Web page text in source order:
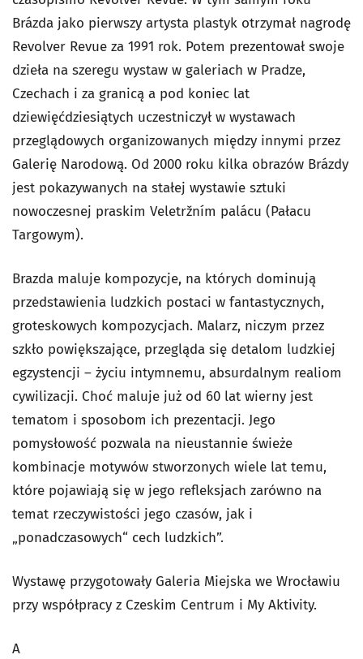
Brázda jako pierwszy artysta plastyk otrzymał nagrodę
Revolver Revue za 1991 rok. Potem prezentował swoje
dzieła na szeregu wystaw w galeriach w Pradze,
Czechach i za granicą a pod koniec lat
dziewięćdziesiątych uczestniczył w wystawach
przeglądowych organizowanych między innymi przez
Galerię Narodową. Od 2000 roku kilka obrazów Brázdy
jest pokazywanych na stałej wystawie sztuki
nowoczesnej praskim Veletržním palácu (Pałacu
Targowym).
Brazda maluje kompozycje, na których dominują
przedstawienia ludzkich postaci w fantastycznych,
groteskowych kompozycjach. Malarz, niczym przez
szkło powiększające, przegląda się detalom ludzkiej
egzystencji – życiu intymnemu, absurdalnym realiom
cywilizacji. Choć maluje już od 60 lat wierny jest
tematom i sposobom ich prezentacji. Jego
pomysłowość pozwala na nieustannie świeże
kombinacje motywów stworzonych wiele lat temu,
które pojawiają się w jego refleksjach zarówno na
temat rzeczywistości jego czasów, jak i
„ponadczasowych“ cech ludzkich”.
Wystawę przygotowały Galeria Miejska we Wrocławiu
przy współpracy z Czeskim Centrum i My Aktivity.
A